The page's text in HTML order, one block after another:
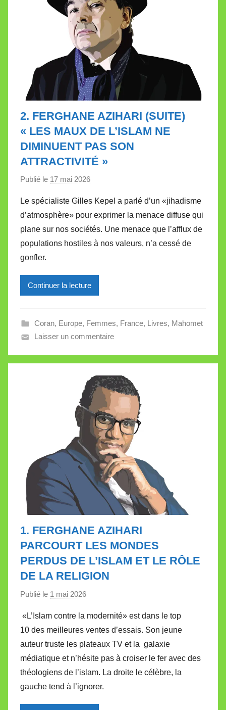
2. FERGHANE AZIHARI (SUITE)
« LES MAUX DE L’ISLAM NE
DIMINUENT PAS SON
ATTRACTIVITÉ »
Publié le 17 mai 2026
r
M
i
r
l
l
V
a
l
e
t
e
Le spécialiste Gilles Kepel a parlé d’un «jihadisme
d’atmosphère» pour exprimer la menace diffuse qui
plane sur nos sociétés. Une menace que l’afflux de
populations hostiles à nos valeurs, n’a cessé de
gonfler.
Continuer la lecture
Coran, Europe, Femmes, France, Livres, Mahomet
Laisser un commentaire
1. FERGHANE AZIHARI
PARCOURT LES MONDES
PERDUS DE L’ISLAM ET LE RÔLE
DE LA RELIGION
Publié le 1 mai 2026
r
M
i
r
e
i
«L’Islam contre la modernité» est dans le top
10 des meilleures ventes d’essais. Son jeune
auteur truste les plateaux TV et la galaxie
médiatique et n’hésite pas à croiser le fer avec des
théologiens de l’islam. La droite le célèbre, la
gauche tend à l’ignorer.